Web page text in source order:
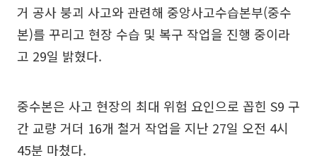
거 공사 붕괴 사고와 관련해 중앙사고수습본부(중수
본)를 꾸리고 현장 수습 및 복구 작업을 진행 중이라
고 29일 밝혔다.
중수본은 사고 현장의 최대 위험 요인으로 꼽힌 S9 구
간 교량 거더 16개 철거 작업을 지난 27일 오전 4시
45분 마쳤다.